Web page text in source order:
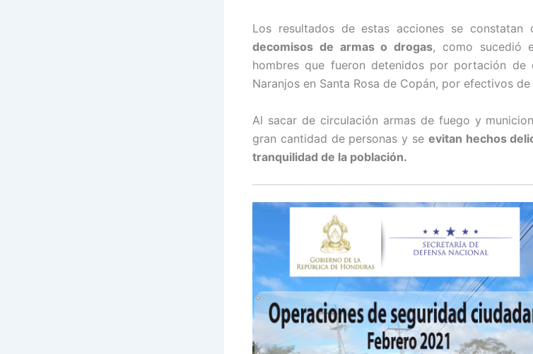
Los resultados de estas acciones se
decomisos de armas o drogas, como sucedió
hombres que fueron detenidos por portación
Naranjos en Santa Rosa de Copán, por efectivos de
Al sacar de circulación armas de fuego y
gran cantidad de personas y se evitan hechos
tranquilidad de la población.